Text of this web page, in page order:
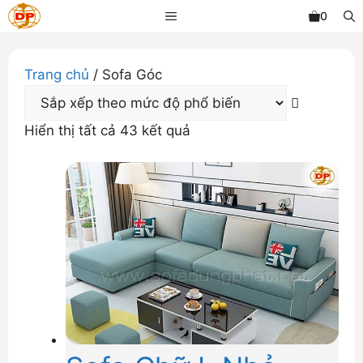
Chuyển
đến
dung
MENU 0
Trang chủ / Sofa Góc
Hiển thị tất cả 43 kết quả
xếp
theo
mức
độ
phổ
biến